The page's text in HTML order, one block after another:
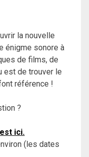
la nouvelle
énigme sonore à
de films, de
est de trouver le
référence !
?
ici.
(les dates